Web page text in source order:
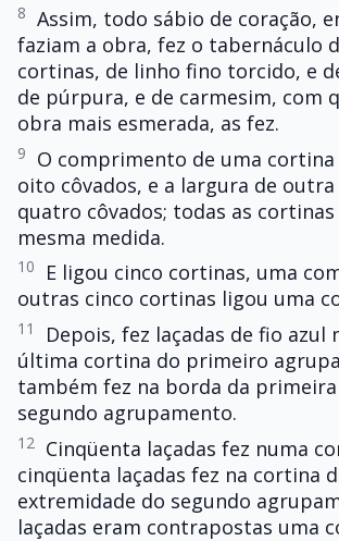
8 Assim, todo sábio de coração,
faziam a obra, fez o tabernáculo
cortinas, de linho fino torcido, e
de púrpura, e de carmesim, com
obra mais esmerada, as fez.
9
O comprimento de uma cortina
oito côvados, e a largura de
quatro côvados; todas as
mesma medida.
10
E ligou cinco cortinas, uma
outras cinco cortinas ligou uma
11
Depois, fez laçadas de fio azul
última cortina do primeiro
também fez na borda da
segundo agrupamento.
12 Cinqüenta laçadas fez numa
cinqüenta laçadas fez na cortina
extremidade do segundo
laçadas eram contrapostas uma